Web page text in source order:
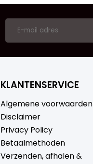
KLANTENSERVICE
Algemene voorwaarden
Disclaimer
Privacy Policy
Betaalmethoden
Verzenden, afhalen &